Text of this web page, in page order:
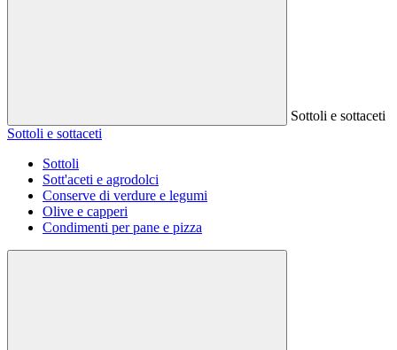
Sottoli e sottaceti
Sottoli e sottaceti
Sottoli
Sott'aceti e agrodolci
Conserve di verdure e legumi
Olive e capperi
Condimenti per pane e pizza